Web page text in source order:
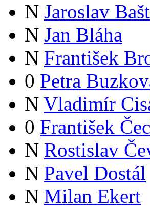
N Jaroslav
N Jan Bláha
N František
0 Petra
N Vladimír
0 František
N Rostislav
N Pavel Dostál
N Milan Ekert